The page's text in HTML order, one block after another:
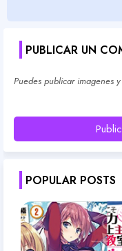
PUBLICAR UN
Puedes publicar imagenes
POPULAR POSTS